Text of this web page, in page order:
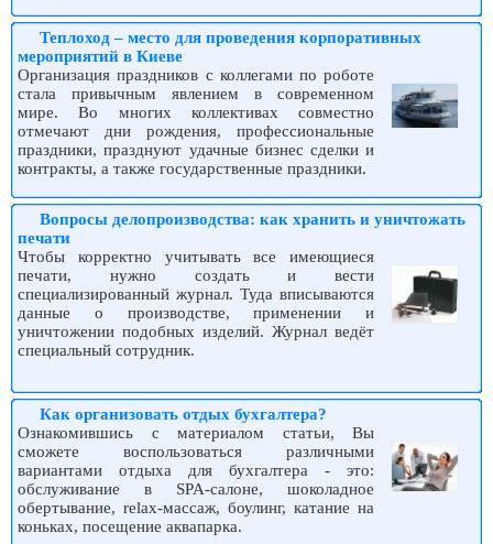
Теплоход – место для проведения корпоративных
мероприятий в Киеве
Организация праздников с коллегами по роботе
стала привычным явлением в современном
мире. Во многих коллективах совместно
отмечают дни рождения, профессиональные
праздники, празднуют удачные бизнес сделки и
контракты, а также государственные праздники.
Вопросы делопроизводства: как хранить и уничтожать
печати
Чтобы корректно учитывать все имеющиеся
печати, нужно создать и вести
специализированный журнал. Туда вписываются
данные о производстве, применении и
уничтожении подобных изделий. Журнал ведёт
специальный сотрудник.
Как организовать отдых бухгалтера?
Ознакомившись с материалом статьи, Вы
сможете воспользоваться различными
вариантами отдыха для бухгалтера - это:
обслуживание в SPA-салоне, шоколадное
обертывание, relax-массаж, боулинг, катание на
коньках, посещение аквапарка.